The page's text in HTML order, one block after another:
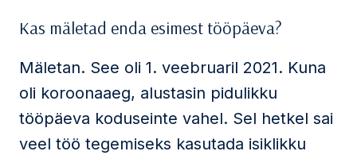
Kas mäletad enda esimest tööpäeva?
Mäletan. See oli 1. veebruaril 2021. Kuna
oli koroonaaeg, alustasin pidulikku
tööpäeva koduseinte vahel. Sel hetkel sai
veel töö tegemiseks kasutada isiklikku